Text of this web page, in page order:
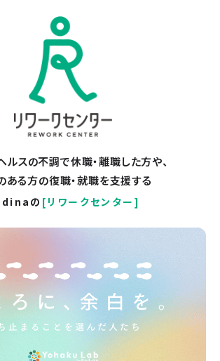
ルスの不調で休職・離職した方や、
ある方の復職・就職を支援する
の [リワークセンター]